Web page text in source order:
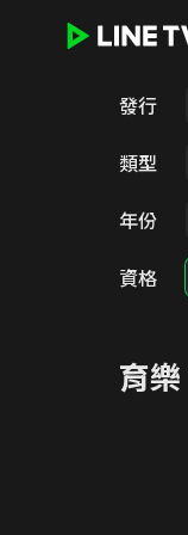
發行
類型
年份
資格
育樂